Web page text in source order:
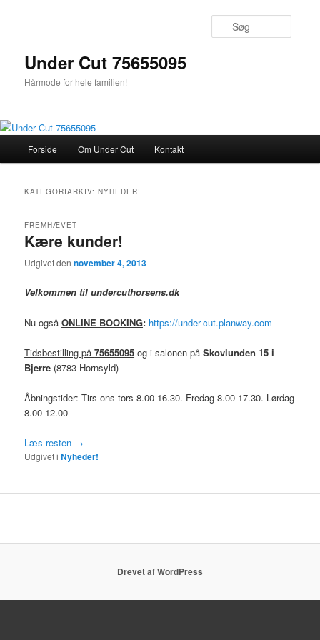
Under Cut 75655095
Hårmode for hele familien!
Forside Om Under Cut Kontakt
KATEGORIARKIV:NYHEDER!
Kære kunder!
FREMHÆVET
Udgivet dennovember 4, 2013
Velkommen til undercuthorsens.dk
Nu ogsåONLINE BOOKING: https://under-cut.planway.com
Tidsbestilling på75655095 og i salonen påSkovlunden 15 i
Bjerre (8783 Hornsyld)
Åbningstider: Tirs-ons-tors 8.00-16.30. Fredag 8.00-17.30. Lørdag
8.00-12.00
Læs resten →
Udgivet i Nyheder!
Drevet af WordPress